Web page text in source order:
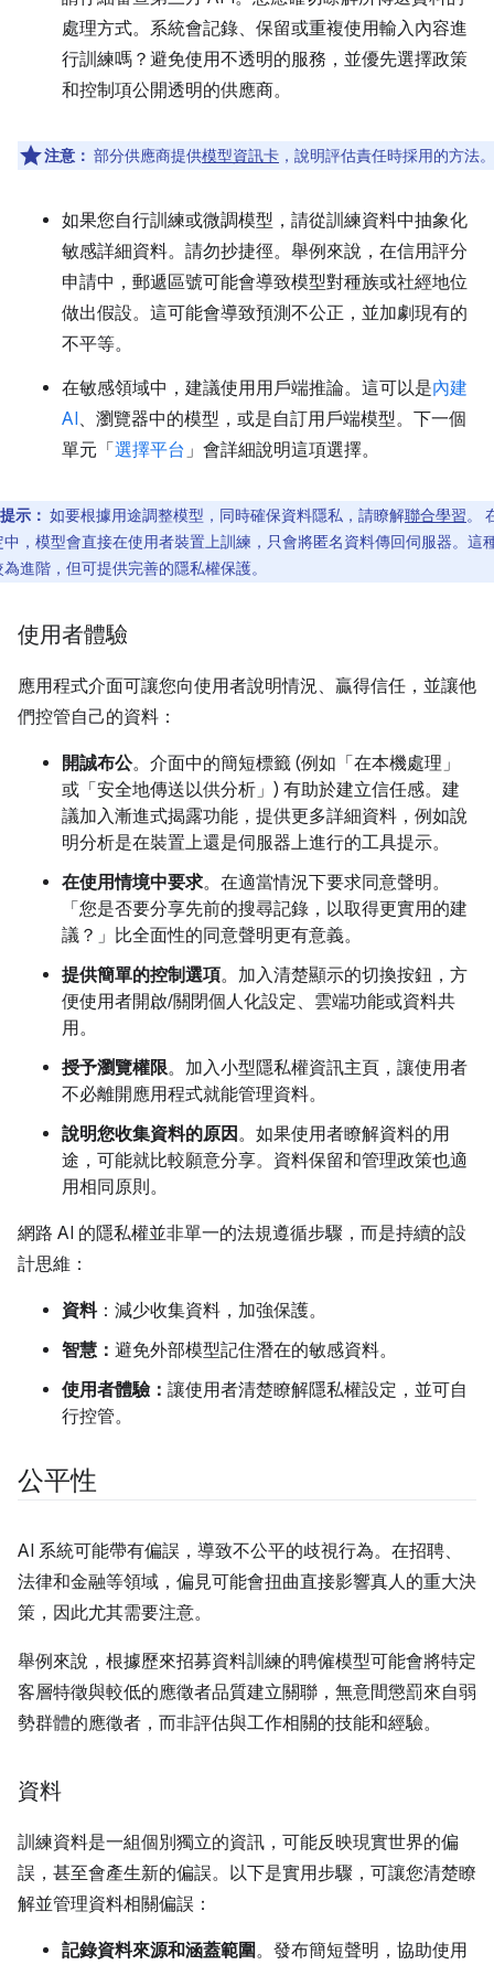
處理方式。系統會記錄、保留或重複使用輸入內容進
行訓練嗎？避免使用不透明的服務，並優先選擇政策
和控制項公開透明的供應商。
注意： 部分供應商提供模型資訊卡 ，說明評估責任時採用的方法。
如果您自行訓練或微調模型，請從訓練資料中抽象化
敏感詳細資料。請勿抄捷徑。舉例來說，在信用評分
申請中，郵遞區號可能會導致模型對種族或社經地位
做出假設。這可能會導致預測不公正，並加劇現有的
不平等。
在敏感領域中，建議使用用戶端推論。這可以是內建
AI、瀏覽器中的模型，或是自訂用戶端模型。下一個
單元「 選擇平台 」會詳細說明這項選擇。
提示： 如要根據用途調整模型，同時確保資料隱私，請瞭解聯合學習。
中，模型會直接在使用者裝置上訓練，只會將匿名資料傳回伺服器。這
進階，但可提供完善的隱私權保護。
使用者體驗
應用程式介面可讓您向使用者說明情況、贏得信任，並讓他
們控管自己的資料：
開誠布公。介面中的簡短標籤 (例如「在本機處理」
或「安全地傳送以供分析」) 有助於建立信任感。建
議加入漸進式揭露功能，提供更多詳細資料，例如說
明分析是在裝置上還是伺服器上進行的工具提示。
在使用情境中要求。在適當情況下要求同意聲明。
「您是否要分享先前的搜尋記錄，以取得更實用的建
議？」比全面性的同意聲明更有意義。
提供簡單的控制選項。加入清楚顯示的切換按鈕，方
便使用者開啟/關閉個人化設定、雲端功能或資料共
用。
授予瀏覽權限。加入小型隱私權資訊主頁，讓使用者
不必離開應用程式就能管理資料。
說明您收集資料的原因 。如果使用者瞭解資料的用
途，可能就比較願意分享。資料保留和管理政策也適
用相同原則。
網路 AI 的隱私權並非單一的法規遵循步驟，而是持續的設
計思維：
資料：減少收集資料，加強保護。
智慧： 避免外部模型記住潛在的敏感資料。
使用者體驗： 讓使用者清楚瞭解隱私權設定，並可自
行控管。
公平性
AI 系統可能帶有偏誤，導致不公平的歧視行為。在招聘、
法律和金融等領域，偏見可能會扭曲直接影響真人的重大決
策，因此尤其需要注意。
舉例來說，根據歷來招募資料訓練的聘僱模型可能會將特定
客層特徵與較低的應徵者品質建立關聯，無意間懲罰來自弱
勢群體的應徵者，而非評估與工作相關的技能和經驗。
資料
訓練資料是一組個別獨立的資訊，可能反映現實世界的偏
誤，甚至會產生新的偏誤。以下是實用步驟，可讓您清楚瞭
解並管理資料相關偏誤：
記錄資料來源和涵蓋範圍。發布簡短聲明，協助使用